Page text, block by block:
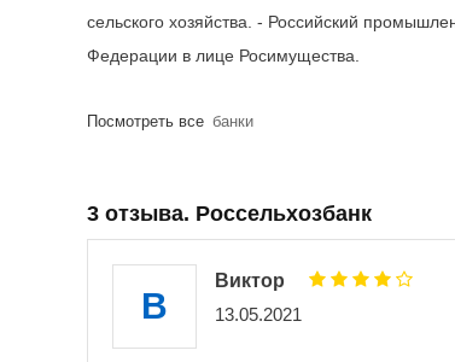
сельского хозяйства. - Российский
Федерации в лице Росимущества.
Посмотреть все банки
3 отзыва. Россельхозбанк
В
Виктор
13.05.2021